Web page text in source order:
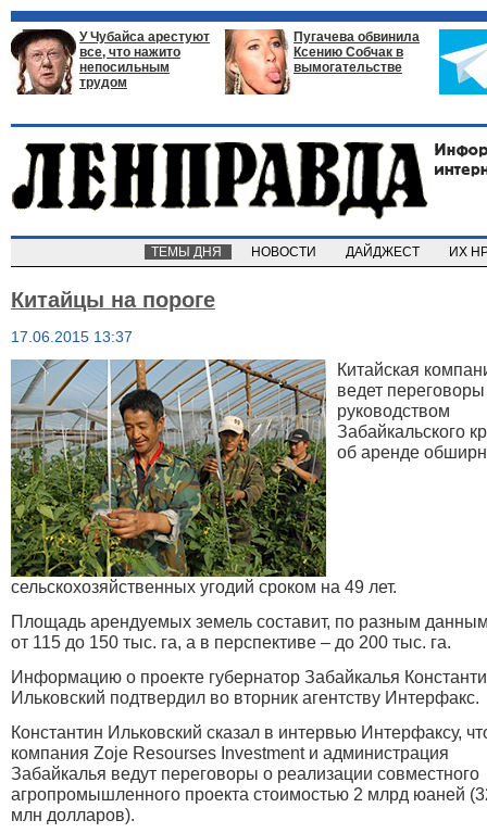
У Чубайса арестуют
все, что нажито
непосильным
трудом
Пугачева обвинила
Ксению Собчак в
вымогательстве
ТЕМЫ ДНЯ НОВОСТИ ДАЙДЖЕСТ ИХ
Китайцы на пороге
17.06.2015 13:37
Китайская
ведет переговоры
руководством
Забайкальского
об аренде
сельскохозяйственных угодий сроком на 49 лет.
Площадь арендуемых земель составит, по разным
от 115 до 150 тыс. га, а в перспективе – до 200 тыс. га.
Информацию о проекте губернатор Забайкалья
Ильковский подтвердил во вторник агентству Интерфакс.
Константин Ильковский сказал в интервью Интерфаксу,
компания Zoje Resourses Investment и администрация
Забайкалья ведут переговоры о реализации совместного
агропромышленного проекта стоимостью 2 млрд юаней
млн долларов).